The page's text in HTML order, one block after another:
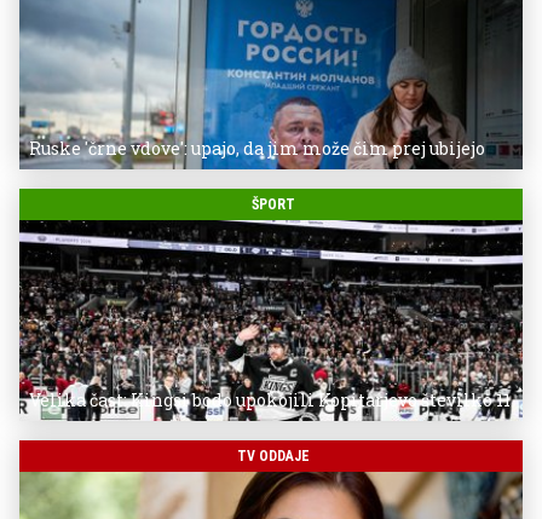
Ruske 'črne vdove': upajo, da jim može čim prej ubijejo
ŠPORT
Velika čast: Kingsi bodo upokojili Kopitarjevo številko 11
TV ODDAJE